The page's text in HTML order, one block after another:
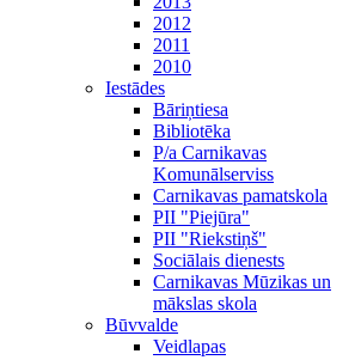
2012
2011
2010
Iestādes
Bāriņtiesa
Bibliotēka
P/a Carnikavas
Komunālserviss
Carnikavas pamatskola
PII "Piejūra"
PII "Riekstiņš"
Sociālais dienests
Carnikavas Mūzikas un
mākslas skola
Būvvalde
Veidlapas